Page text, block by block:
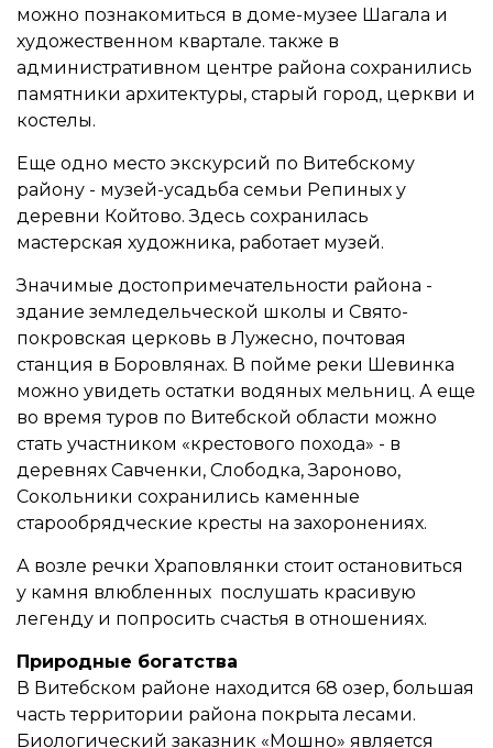
можно познакомиться в доме-музее Шагала и
художественном квартале. также в
административном центре района сохранились
памятники архитектуры, старый город, церкви и
костелы.
Еще одно место экскурсий по Витебскому
району - музей-усадьба семьи Репиных у
деревни Койтово. Здесь сохранилась
мастерская художника, работает музей.
Значимые достопримечательности района -
здание земледельческой школы и Свято-
покровская церковь в Лужесно, почтовая
станция в Боровлянах. В пойме реки Шевинка
можно увидеть остатки водяных мельниц. А еще
во время туров по Витебской области можно
стать участником «крестового похода» - в
деревнях Савченки, Слободка, Зароново,
Сокольники сохранились каменные
старообрядческие кресты на захоронениях.
А возле речки Храповлянки стоит остановиться
у камня влюбленных послушать красивую
легенду и попросить счастья в отношениях.
Природные богатства
В Витебском районе находится 68 озер, большая
часть территории района покрыта лесами.
Биологический заказник «Мошно» является